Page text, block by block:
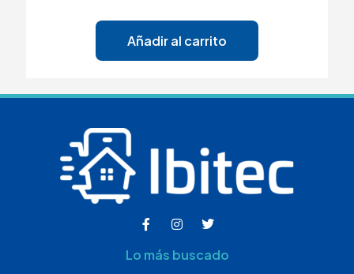
Añadir al carrito
Lo más buscado